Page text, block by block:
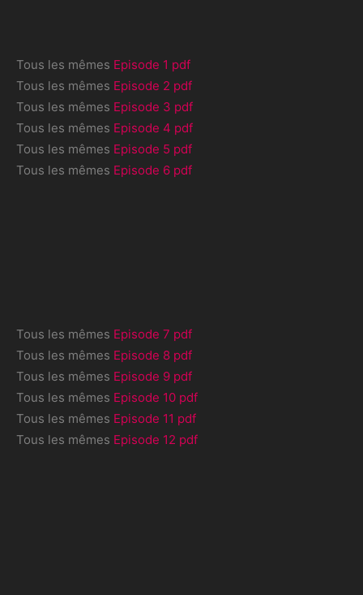
Tous les mêmes Episode 1 pdf
Tous les mêmes Episode 2 pdf
Tous les mêmes Episode 3 pdf
Tous les mêmes Episode 4 pdf
Tous les mêmes Episode 5 pdf
Tous les mêmes Episode 6 pdf
Tous les mêmes Episode 7 pdf
Tous les mêmes Episode 8 pdf
Tous les mêmes Episode 9 pdf
Tous les mêmes Episode 10 pdf
Tous les mêmes Episode 11 pdf
Tous les mêmes Episode 12 pdf